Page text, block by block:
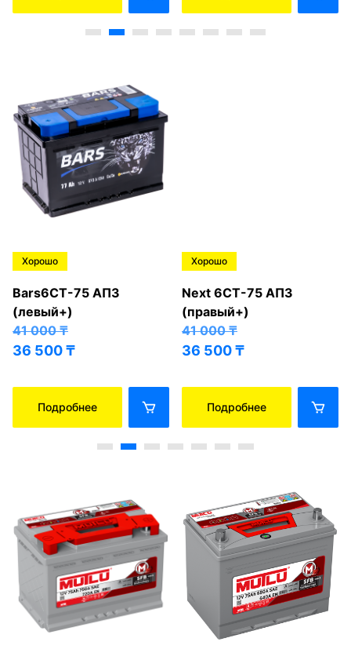
Хорошо
Bars6СТ-75 АПЗ
(левый+)
41 000₸
36 500₸
Подробнее
Хорошо
Next 6СТ-75 АПЗ
(правый+)
41 000₸
36 500₸
Подробнее